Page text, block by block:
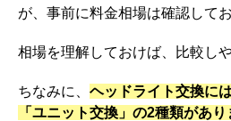
が、事前に料金相場は確認して
相場を理解しておけば、比較し
ちなみに、 ヘッドライト交換に
「ユニット交換」の2種類があり